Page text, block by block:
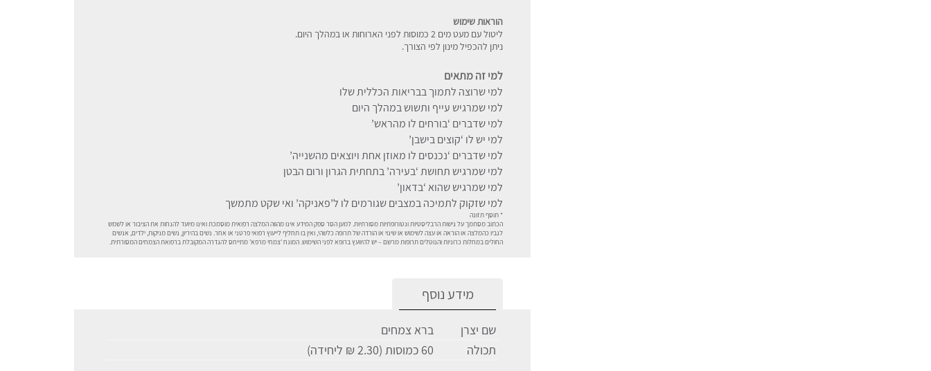
הוראות שימוש
ליטול עם מעט מים 2 כמוסות לפני הארוחות או במהלך היום.
ניתן להכפיל מינון לפי הצורך.
למי זה מתאים
למי שרוצה לתמוך בבריאות הכללית שלו
למי שמרגיש עייף ותשוש במהלך היום
למי שדברים ‘בורחים לו מהראש’
למי יש לו ‘קוצים בישבן’
למי שדברים ‘נכנסים לו מאוזן אחת ויוצאים מהשנייה’
למי שמרגיש תחושת ‘בעירה’ בתחתית הגרון ורום הבטן
למי שמרגיש שהוא ‘בדאון’
למי שזקוק לתמיכה במצבים שגורמים לו ל’פאניקה’ ואי שקט מתמשך
* תוסף תזונה
הכתוב מסתמך על גישות הרבליסטיות ונטורופתיות מסורתיות. למען הסר ספק המידע אינו מהווה המלצה רפואית מוסמכת ואינו מיועד להנחות את הציבור או לשמש
לגביו כהמלצה או הוראה או עצה לשימוש או שינוי או הורדה של תרופה כלשהי, ואין בו תחליף לייעוץ רפואי פרטני או אחר. נשים בהיריון, נשים מניקות, ילדים, אנשים
החולים במחלות כרוניות והנוטלים תרופות מרשם – יש להיוועץ ברופא לפני השימוש. המונח 'צמחי מרפא' מתייחס להגדרה המקובלת ברפואת הצמחים המסורתית.
מידע נוסף
שם יצרן
ברא צמחים
תכולה
60 כמוסות (2.30 ₪ ליחידה)